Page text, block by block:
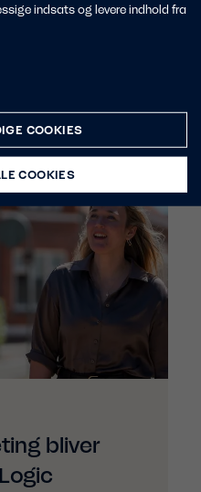
bliver
indsats og levere indhold fra
COOKIES
COOKIES